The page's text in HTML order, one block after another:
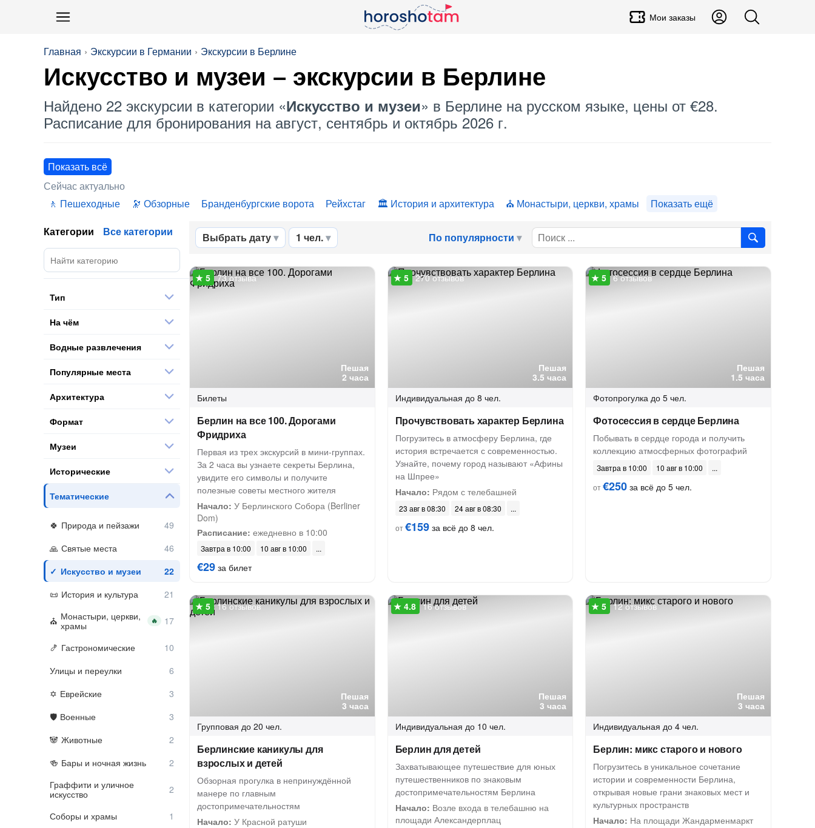
Мои заказы
Главная Экскурсии в Германии Экскурсии в Берлине
Искусство и музеи – экскурсии в Берлине
Найдено 22 экскурсии в категории «Искусство и музеи» в Берлине на русском языке, цены от €28.
Расписание для бронирования на август, сентябрь и октябрь 2026 г.
Показать всё
Сейчас актуально
Пешеходные
Обзорные Бранденбургские ворота Рейхстаг История и архитектура Монастыри, церкви, храмы Показать ещё
Выбрать дату 1 чел. По популярности
Пешая
2 часа
73 отзыва
Билеты
Берлин на все 100. Дорогами
Фридриха
Первая из трех экскурсий в мини-группах.
За 2 часа вы узнаете секреты Берлина,
увидите его символы и получите
полезные советы местного жителя
Начало: У Берлинского Собора (Berliner
Dom)
Расписание: ежедневно в 10:00
Завтра в 10:00 10 авг в 10:00
€29 за билет
Пешая
3.5 часа
270 отзывов
Индивидуальная до 8 чел.
Прочувствовать характер Берлина
Погрузитесь в атмосферу Берлина, где
история встречается с современностью.
Узнайте, почему город называют «Афины
на Шпрее»
Начало: Рядом с телебашней
23 авг в 08:30
24 авг в 08:30
от€159за всё до 8 чел.
Пешая
1.5 часа
6 отзывов
Фотопрогулка до 5 чел.
Фотосессия в сердце Берлина
Побывать в сердце города и получить
коллекцию атмосферных фотографий
Завтра в 10:00
10 авг в 10:00
от€250 за всё до 5 чел.
Пешая
3 часа
16 отзывов
Групповая до 20 чел.
Берлинские каникулы для
взрослых и детей
Обзорная прогулка в непринуждённой
манере по главным
достопримечательностям
Начало: У Красной ратуши
Пешая
3 часа
16 отзывов
Индивидуальная до 10 чел.
Берлин для детей
Захватывающее путешествие для юных
путешественников по знаковым
достопримечательностям Берлина
Начало: Возле входа в телебашню на
площади Александерплац
Пешая
3 часа
12 отзывов
Индивидуальная до 4 чел.
Берлин: микс старого и нового
Погрузитесь в уникальное сочетание
истории и современности Берлина,
открывая новые грани знаковых мест и
культурных пространств
Начало: На площади Жандарменмаркт
Категории Все категории
Тип
На чём
Водные развлечения
Популярные места
Архитектура
Формат
Музеи
Исторические
Тематические
Природа и пейзажи
Святые места
Искусство и музеи
История и культура
Монастыри, церкви,
храмы
🔥
Гастрономические
Улицы и переулки
Еврейские
Военные
Животные
Бары и ночная жизнь
Граффити и уличное
искусство
Соборы и храмы